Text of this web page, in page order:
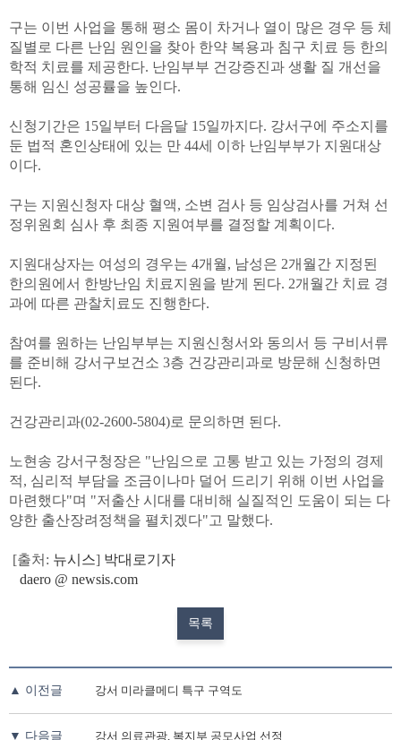
구는 이번 사업을 통해 평소 몸이 차거나 열이 많은 경우 등 체
질별로 다른 난임 원인을 찾아 한약 복용과 침구 치료 등 한의
학적 치료를 제공한다. 난임부부 건강증진과 생활 질 개선을
통해 임신 성공률을 높인다.
신청기간은 15일부터 다음달 15일까지다. 강서구에 주소지를
둔 법적 혼인상태에 있는 만 44세 이하 난임부부가 지원대상
이다.
구는 지원신청자 대상 혈액, 소변 검사 등 임상검사를 거쳐 선
정위원회 심사 후 최종 지원여부를 결정할 계획이다.
지원대상자는 여성의 경우는 4개월, 남성은 2개월간 지정된
한의원에서 한방난임 치료지원을 받게 된다. 2개월간 치료 경
과에 따른 관찰치료도 진행한다.
참여를 원하는 난임부부는 지원신청서와 동의서 등 구비서류
를 준비해 강서구보건소 3층 건강관리과로 방문해 신청하면
된다.
건강관리과(02-2600-5804)로 문의하면 된다.
노현송 강서구청장은 "난임으로 고통 받고 있는 가정의 경제
적, 심리적 부담을 조금이나마 덜어 드리기 위해 이번 사업을
마련했다"며 "저출산 시대를 대비해 실질적인 도움이 되는 다
양한 출산장려정책을 펼치겠다"고 말했다.
[출처: 뉴시스] 박대로기자
daero @ newsis.com
목록
▲ 이전글 강서 미라클메디 특구 구역도
▼ 다음글 강서 의료관광, 복지부 공모사업 선정